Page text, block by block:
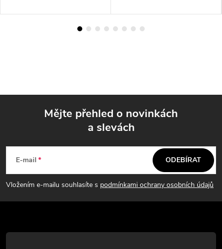
p
a
t
Mějte přehled o novinkách
a slevách
E-mail
Vložením e-mailu souhlasíte s podmínkami ochrany osobních údajů
ODEBÍRAT